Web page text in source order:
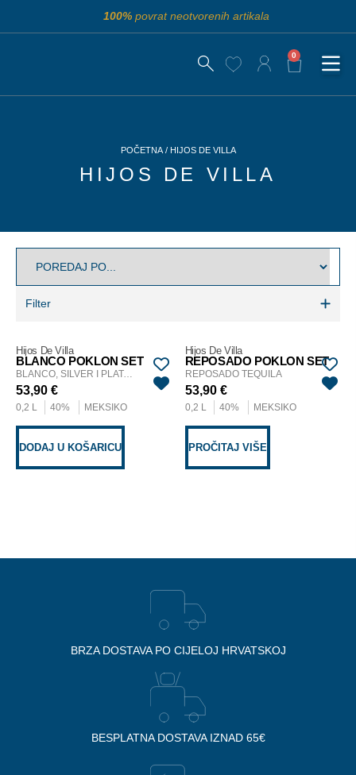
100%povrat neotvorenih artikala
0
POČETNA/ HIJOS DE VILLA
HIJOS DE VILLA
Filter
Hijos De Villa
BLANCO POKLON SET
BLANCO, SILVER I PLATA TEQUILA
53,90 €
0,2 L 40% MEKSIKO
DODAJ U KOŠARICU
Hijos De Villa
REPOSADO POKLON SET
REPOSADO TEQUILA
53,90 €
0,2 L 40% MEKSIKO
PROČITAJ VIŠE
BRZA DOSTAVA PO CIJELOJ HRVATSKOJ
BESPLATNA DOSTAVA IZNAD 65€